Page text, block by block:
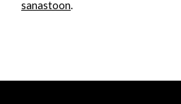
sanastoon.